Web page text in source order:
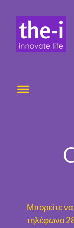
Μπορείτε
τηλέφωνο